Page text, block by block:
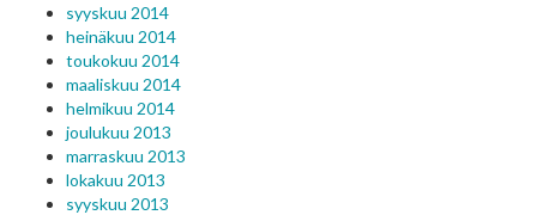
syyskuu 2014
heinäkuu 2014
toukokuu 2014
maaliskuu 2014
helmikuu 2014
joulukuu 2013
marraskuu 2013
lokakuu 2013
syyskuu 2013